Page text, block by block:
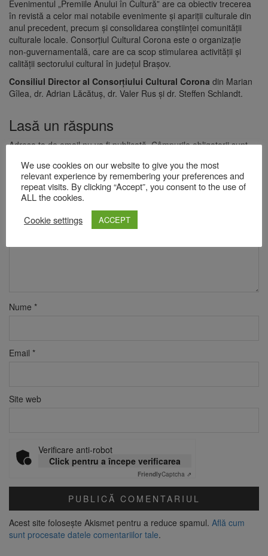
Evenimentul „Premiile Anului în Cultură” are ca obiectiv trecerea
în revistă a celor mai notabile evenimente și apariții culturale din
anul precedent, precum și consolidarea conștiinței comunității
culturale locale. Consorțiul Cultural Corona este o organizație
non-guvernamentală, care are ca scop stimularea activității și
calității sectorului cultural în județul Brașov.
Consiliul Director al Consorțiului Cultural Corona din Marian
Gîlea, dr. Adrian Lăcătuș, dr. Valer Rus și dr. Steffen Schlandt.
Lasă un răspuns
Adresa ta de email nu va fi publicată. Câmpurile obligatorii sunt
Comentariu*
Nume *
Email *
Site web
Verificare anti-robot
Click pentru a începe verificarea
FriendlyCaptcha ⇗
Acest site folosește Akismet pentru a reduce spamul. Află cum
sunt procesate datele comentariilor tale.
We use cookies on our website to give you the most
relevant experience by remembering your preferences and
repeat visits. By clicking “Accept”, you consent to the use of
ALL the cookies.
Cookie settings
ACCEPT